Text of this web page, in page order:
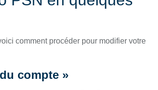
comment procéder pour modifier votre
compte »